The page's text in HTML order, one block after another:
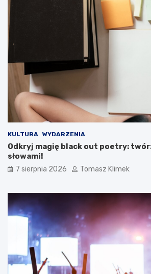
KULTURA WYDARZENIA
Odkryj magię black out poetry:
słowami!
7 sierpnia 2026 Tomasz Klimek